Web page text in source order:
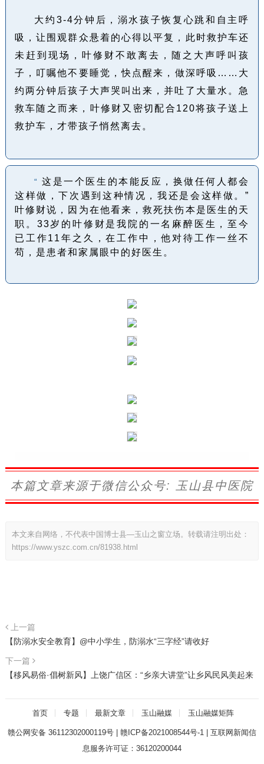
大约3-4分钟后，溺水孩子恢复心跳和自主呼
吸，让围观群众悬着的心得以平复，此时救护车还
未赶到现场，叶修财不敢离去，随之大声呼叫孩
子，叮嘱他不要睡觉，快点醒来，做深呼吸……大
约两分钟后孩子大声哭叫出来，并吐了大量水。急
救车随之而来，叶修财又密切配合120将孩子送上
救护车，才带孩子悄然离去。
“这是一个医生的本能反应，换做任何人都会
这样做，下次遇到这种情况，我还是会这样做。”
叶修财说，因为在他看来，救死扶伤本是医生的天
职。33岁的叶修财是我院的一名麻醉医生，至今
已工作11年之久，在工作中，他对待工作一丝不
苟，是患者和家属眼中的好医生。
本篇文章来源于微信公众号: 玉山县中医院
本文来自网络，不代表中国博士县—玉山之窗立场。转载请注明出处：
https://www.yszc.com.cn/81938.html
上一篇
【防溺水安全教育】@中小学生，防溺水“三字经”请收好
下一篇
【移风易俗·倡树新风】上饶广信区：“乡亲大讲堂”让乡风民风美起来
首页 专题 最新文章 玉山融媒 玉山融媒矩阵
赣公网安备 36112302000119号| 赣ICP备2021008544号-1| 互联网新闻信
息服务许可证：36120200044